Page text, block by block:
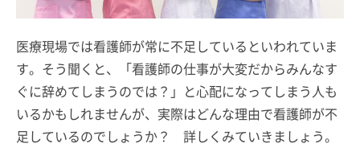
医療現場では看護師が常に不足しているといわれていま
す。そう聞くと、「看護師の仕事が大変だからみんなす
ぐに辞めてしまうのでは？」と心配になってしまう人も
いるかもしれませんが、実際はどんな理由で看護師が不
足しているのでしょうか？ 詳しくみていきましょう。